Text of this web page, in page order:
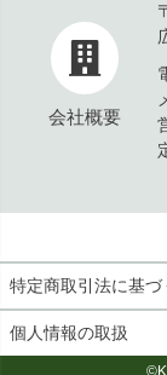
会社概要
特定商取引法に基づ
個人情報の取扱